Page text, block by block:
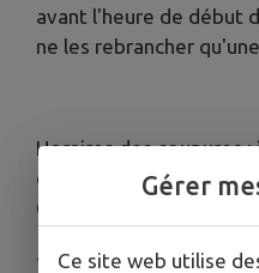
avant l'heure de début
ne les rebrancher
Horaires des coupures :
de 08h30 à 12h00
Quartiers ou lieux-dits :
- 77 ALLEE DU BOIS
Gérer
Ce site web utilise